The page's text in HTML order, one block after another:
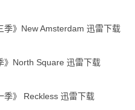
季》New Amsterdam 迅雷下载
》North Square 迅雷下载
季》 Reckless 迅雷下载